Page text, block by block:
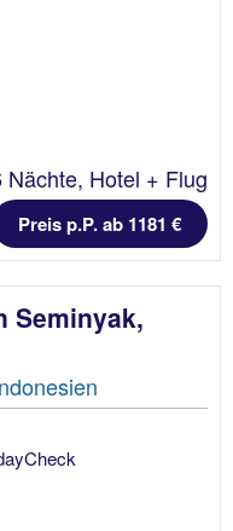
Nächte, Hotel + Flug
Preis p.P. ab 1181 €
Seminyak,